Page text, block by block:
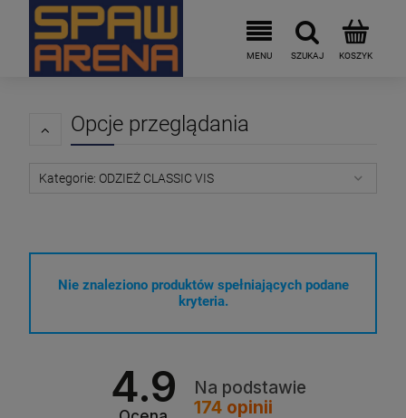
Opcje przeglądania
Kategorie: ODZIEŻ CLASSIC VIS
Nie znaleziono produktów spełniających podane
kryteria.
4.9
Na podstawie
174opinii